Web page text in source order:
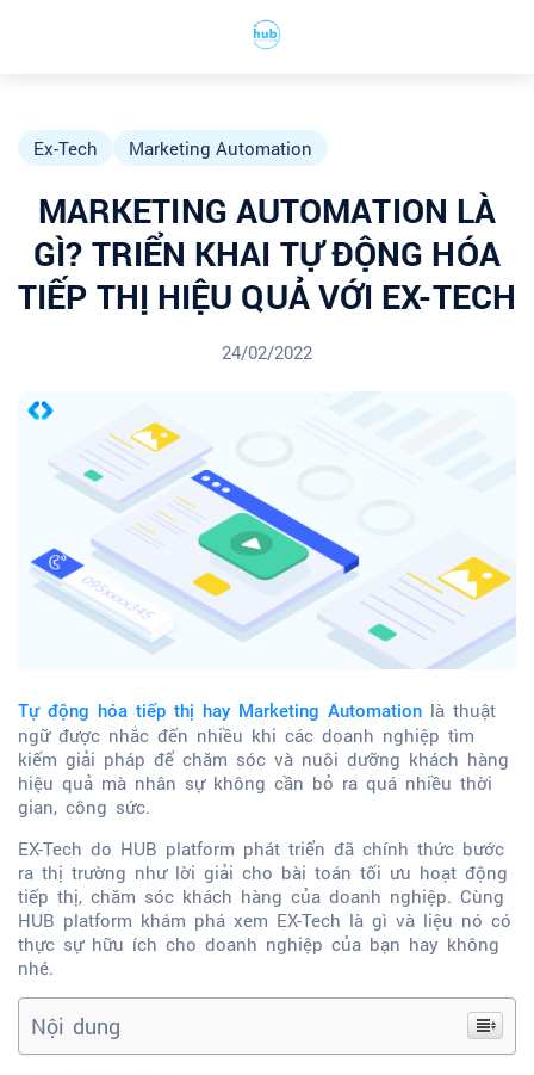
Ex-Tech Marketing Automation
MARKETING AUTOMATION LÀ
GÌ? TRIỂN KHAI TỰ ĐỘNG HÓA
TIẾP THỊ HIỆU QUẢ VỚI EX-TECH
24/02/2022
Tự động hóa tiếp thị hay Marketing Automation là thuật
ngữ được nhắc đến nhiều khi các doanh nghiệp tìm
kiếm giải pháp để chăm sóc và nuôi dưỡng khách hàng
hiệu quả mà nhân sự không cần bỏ ra quá nhiều thời
gian, công sức.
EX-Tech do HUB platform phát triển đã chính thức bước
ra thị trường như lời giải cho bài toán tối ưu hoạt động
tiếp thị, chăm sóc khách hàng của doanh nghiệp. Cùng
HUB platform khám phá xem EX-Tech là gì và liệu nó có
thực sự hữu ích cho doanh nghiệp của bạn hay không
nhé.
Nội dung